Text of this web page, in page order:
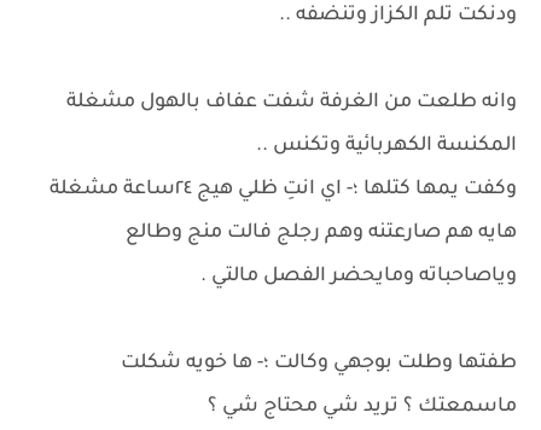
ودنكت تلم الكزاز وتنضفه ..
وانه طلعت من الغرفة شفت عفاف بالهول مشغلة
المكنسة الكهربائية وتكنس ..
وكفت يمها كتلها ؛- اي انتِ ظلي هيج ٢٤ساعة مشغلة
هايه هم صارعتنه وهم رجلج فالت منج وطالع
وياصاحباته ومايحضر الفصل مالتي .
طفتها وطلت بوجهي وكالت ؛- ها خويه شكلت
ماسمعتك ؟ تريد شي محتاج شي ؟